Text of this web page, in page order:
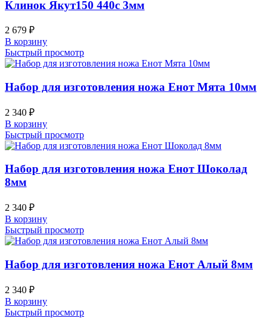
Клинок Якут150 440c 3мм
2 679 ₽
В корзину
Быстрый просмотр
Набор для изготовления ножа Енот Мята 10мм
2 340 ₽
В корзину
Быстрый просмотр
Набор для изготовления ножа Енот Шоколад
8мм
2 340 ₽
В корзину
Быстрый просмотр
Набор для изготовления ножа Енот Алый 8мм
2 340 ₽
В корзину
Быстрый просмотр